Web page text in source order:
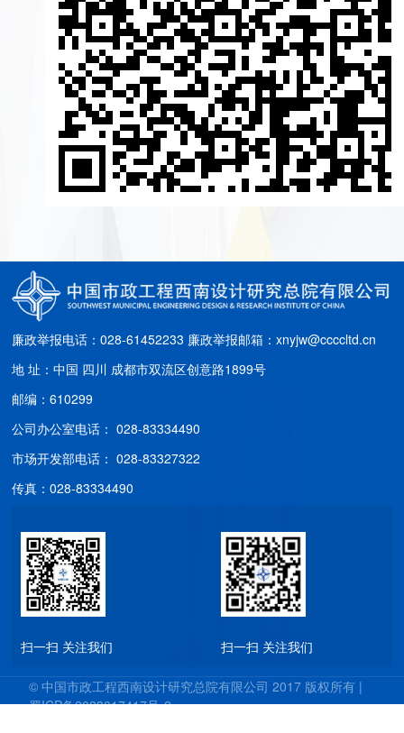
廉政举报电话：028-61452233 廉政举报邮箱：xnyjw@ccccltd.cn
地 址：中国 四川 成都市双流区创意路1899号
邮编：610299
公司办公室电话： 028-83334490
市场开发部电话： 028-83327322
传真：028-83334490
扫一扫 关注我们 扫一扫 关注我们
© 中国市政工程西南设计研究总院有限公司 2017 版权所有 |
蜀ICP备2023017417号-2